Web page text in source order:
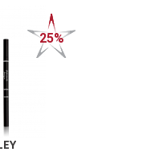
25%